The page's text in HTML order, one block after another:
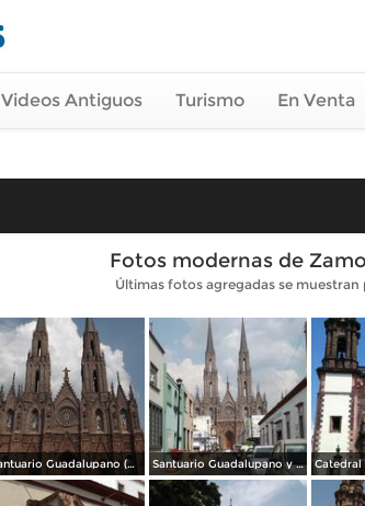
Videos Antiguos Turismo En Venta
Fotos modernas de
Últimas fotos agregadas se muestran
Santuario Guadalupano (Catedral). Abril/2015 Santuario Guadalupano y calle Cazares. Abril/2015